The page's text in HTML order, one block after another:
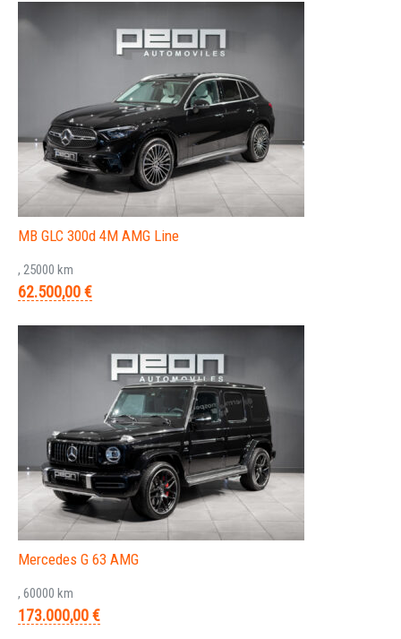
MB GLC 300d 4M AMG Line
, 25000 km
62.500,00 €
Mercedes G 63 AMG
, 60000 km
173.000,00 €